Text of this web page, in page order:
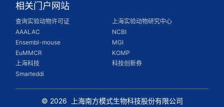
相关门户网站
查询实验动物许可证
上海实验动物研究中心
AAALAC
NCBI
Ensembl-mouse
MGI
EuMMCR
KOMP
上海科技
科技创新券
Smarteddi
© 2026 上海南方模式生物科技股份有限公司